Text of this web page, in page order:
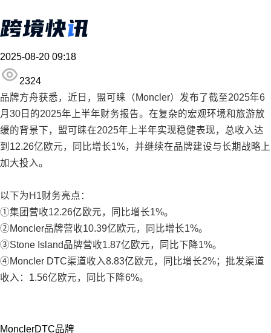
2025-08-20 09:18
2324
品牌方舟获悉，近日，盟可睐（Moncler）发布了截至2025年6
月30日的2025年上半年财务报告。在复杂的宏观环境和旅游放
缓的背景下，盟可睐在2025年上半年实现稳健表现，总收入达
到12.26亿欧元，同比增长1%，并继续在品牌建设与长期战略上
加大投入。
以下为H1财务亮点：
①集团营收12.26亿欧元，同比增长1%。
②Moncler品牌营收10.39亿欧元，同比增长1%。
③Stone Island品牌营收1.87亿欧元，同比下降1%。
④Moncler DTC渠道收入8.83亿欧元，同比增长2%；批发渠道
收入：1.56亿欧元，同比下降6%。
MonclerDTC品牌